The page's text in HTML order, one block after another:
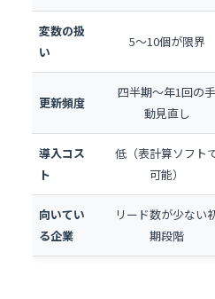
変数の扱
い
5〜10個が限界
更新頻度
四半期〜年1回の手
動見直し
導入コス
ト
低（表計算ソフト
可能）
向いてい
る企業
リード数が少ない
期段階